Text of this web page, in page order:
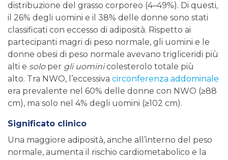
distribuzione del grasso corporeo (4–49%). Di questi,
il 26% degli uomini e il 38% delle donne sono stati
classificati con eccesso di adiposità. Rispetto ai
partecipanti magri di peso normale, gli uomini e le
donne obesi di peso normale avevano trigliceridi più
alti e soloper gli uominicolesterolo totale più
alto. Tra NWO, l’eccessiva circonferenza addominale
era prevalente nel 60% delle donne con NWO (≥88
cm), ma solo nel 4% degli uomini (≥102 cm).
Significato clinico
Una maggiore adiposità, anche all’interno del peso
normale, aumenta il rischio cardiometabolico e la